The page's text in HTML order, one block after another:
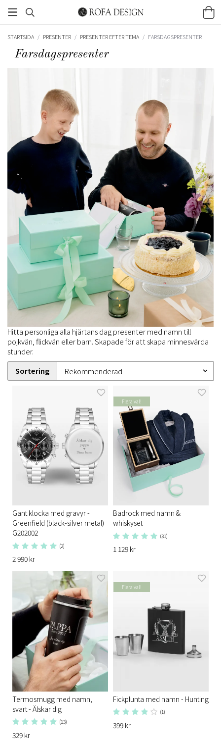
STARTSIDA / PRESENTER / PRESENTER EFTER TEMA / FARSDAGSPRESENTER
Farsdagspresenter
Hitta personliga alla hjärtans dag presenter med namn till
pojkvän, flickvän eller barn. Skapade för att skapa minnesvärda
stunder.
Sortering
Gant klocka med gravyr -
Greenfield (black-silver metal)
G202002
(2)
2 990 kr
Flera val!
Badrock med namn &
whiskyset
(31)
1 129 kr
Termosmugg med namn,
svart - Älskar dig
(13)
329 kr
Flera val!
Fickplunta med namn - Hunting
(1)
399 kr